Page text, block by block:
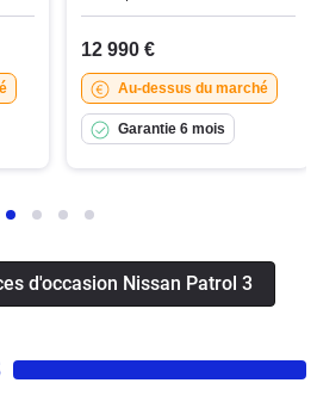
12 990 €
Au-dessus du marché
Garantie 6 mois
d'occasion Nissan Patrol 3